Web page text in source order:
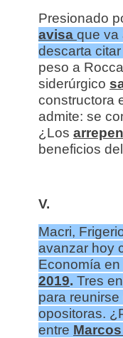
Presionado
avisa que va
descarta
peso a
siderúrgico
constructora
admite: se
¿Los
beneficios del
V.
Macri,
avanzar hoy
Economía
2019. Tres
para
opositoras.
entre